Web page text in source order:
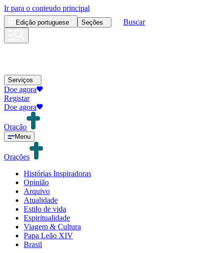
Ir para o conteudo principal
Edição portuguese Seções Buscar
Serviços
Doe agora
Registar
Doe agora
Oração
Menu
Orações
Histórias Inspiradoras
Opinião
Arquivo
Atualidade
Estilo de vida
Espiritualidade
Viagem & Cultura
Papa Leão XIV
Brasil